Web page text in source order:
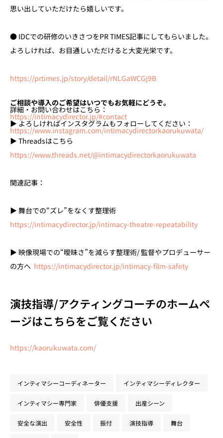
思い出していただけたら嬉しいです。
● IDCでの研修のいきさつをPR TIMES記事にしてもらいました。
よろしければ、お目通しいただけると大変光栄です。
https://prtimes.jp/story/detail/rNLGaWCGj9B
ご相談や導入のご希望はいつでもお気軽にどうぞ。
詳細・お問い合わせはこちら：
https://intimacydirector.jp/#contact
▶ よろしければインスタグラムもフォローしてください：
https://www.instagram.com/intimacydirectorkaorukuwata/
▶ Threadsはこちら
https://www.threads.net/@intimacydirectorkaorukuwata
関連記事：
▶ 舞台での“ズレ”をなくす整理術
https://intimacydirector.jp/intimacy-theatre-repeatability
▶ 映像現場での“曖昧さ”を減らす整理術/ 監督やプロデューサー
の方へ https://intimacydirector.jp/intimacy-film-safety
演技指導/アクティングコーチのホームペ
ージはこちらをご覧ください
https://kaorukuwata.com/
インティマシーコーディネーター インティマシーディレクター
インティマシー専門家 俳優支援 出産シーン
安全な演出 安全性 振付 演技指導 舞台